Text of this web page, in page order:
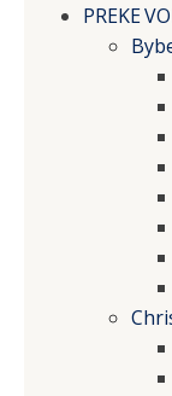
PREKE